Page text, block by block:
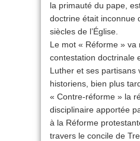
la primauté du pape,
doctrine était inconnue
siècles de l’Église.
Le mot « Réforme » va
contestation doctrinale
Luther et ses partisans
historiens, bien plus
« Contre-réforme » la
disciplinaire apportée
à la Réforme
travers le concile de